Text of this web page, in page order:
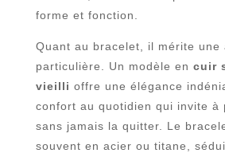
forme et fonction.
Quant au bracelet, il mérite une
particulière. Un modèle en cuir
vieilli offre une élégance
confort au quotidien qui invite à
sans jamais la quitter. Le
souvent en acier ou titane,